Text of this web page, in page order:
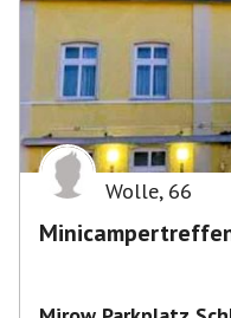
Wolle, 66